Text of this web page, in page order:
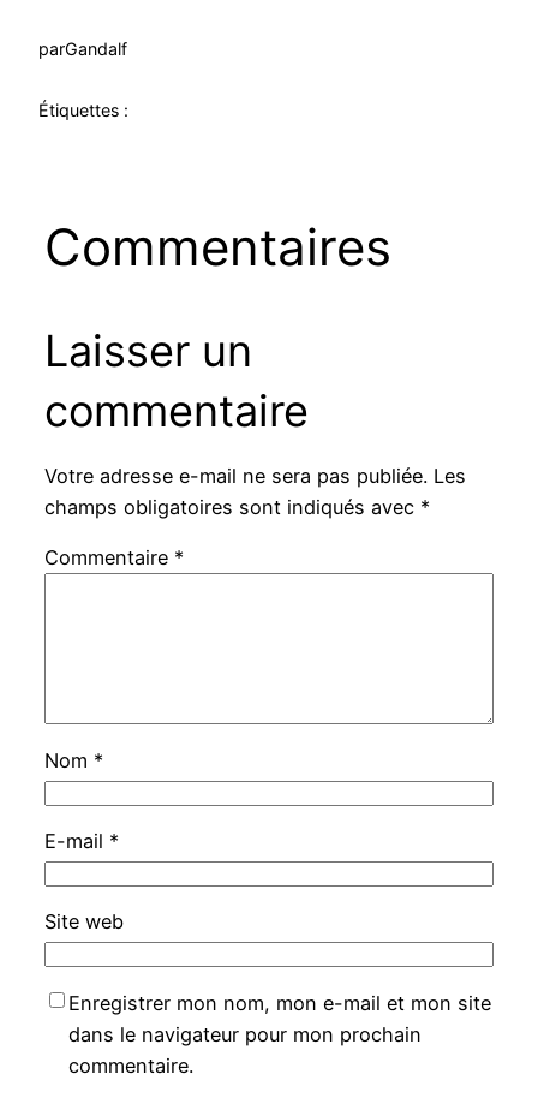
parGandalf
Étiquettes :
Commentaires
Laisser un
commentaire
Votre adresse e-mail ne sera pas publiée. Les
champs obligatoires sont indiqués avec *
Commentaire *
Nom *
E-mail *
Site web
Enregistrer mon nom, mon e-mail et mon site
dans le navigateur pour mon prochain
commentaire.